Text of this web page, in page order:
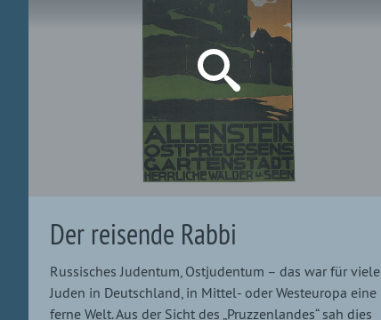
Der reisende Rabbi
Russisches Judentum, Ostjudentum – das war für viele
Juden in Deutschland, in Mittel- oder Westeuropa eine
ferne Welt. Aus der Sicht des „Pruzzenlandes“ sah dies